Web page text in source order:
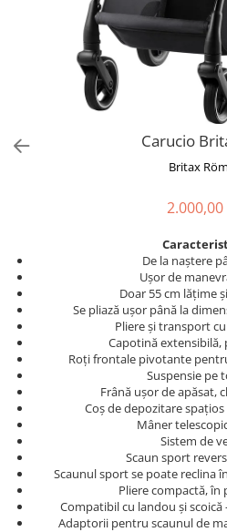
Carucio
Britax
2.000,00
De la naștere
Ușor de
Doar 55 cm lățime
Se pliază ușor până la
Pliere și transport
Capotină extensibilă,
Roți frontale pivotante
Suspensie pe
Frână ușor de apăsat,
Coș de depozitare
Mâner
Sistem de
Scaun sport
Scaunul sport se poate reclina
Pliere compactă, în
Compatibil cu landou și scoică
Adaptorii pentru scaunul de